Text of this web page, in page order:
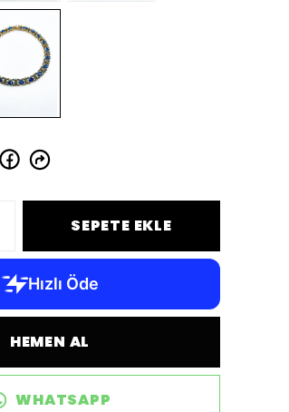
SEPETE EKLE
HEMEN AL
WHATSAPP